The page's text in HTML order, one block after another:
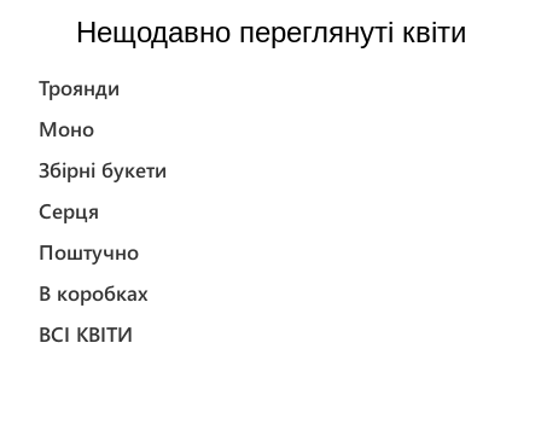
Нещодавно переглянуті квіти
Троянди
Моно
Збірні букети
Серця
Поштучно
В коробках
ВСІ КВІТИ